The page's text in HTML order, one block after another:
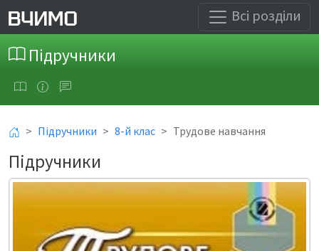
Всі розділи
Підручники
Підручники 8-й клас Трудове навчання
Підручники